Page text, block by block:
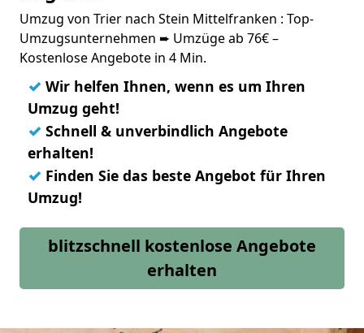
Umzug von Trier nach Stein Mittelfranken : Top-
Umzugsunternehmen ➨ Umzüge ab 76€ –
Kostenlose Angebote in 4 Min.
✓ Wir helfen Ihnen, wenn es um Ihren
Umzug geht!
✓ Schnell & unverbindlich Angebote
erhalten!
✓ Finden Sie das beste Angebot für Ihren
Umzug!
blitzschnell kostenlose Angebote
erhalten